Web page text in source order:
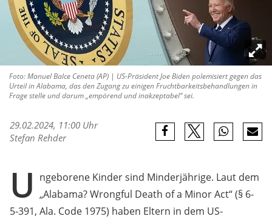
Foto: Manuel Balce Ceneta (AP) | US-Präsident Joe Biden polemisiert gegen das
Urteil in Alabama, das den Zugang zu einigen Fruchtbarkeitsbehandlungen in
Frage stelle und darum „empörend und inakzeptabel“ sei.
29.02.2024, 11:00 Uhr
Stefan Rehder
U ngeborene Kinder sind Minderjährige. Laut dem
„Alabama? Wrongful Death of a Minor Act“ (§ 6-
5-391, Ala. Code 1975) haben Eltern in dem US-